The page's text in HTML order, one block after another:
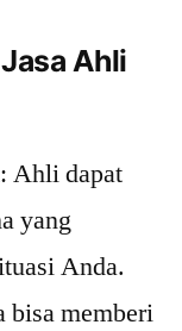
Ahli
: Ahli dapat
yang
Anda.
bisa memberi